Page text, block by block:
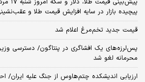
پیچیده بازار در سایه افزایش قیمت طلا و
قیمت جدید تخم‌مرغ اعلام شد
پس‌لرزه‌های یک افشاگری در پنتاگون/ دسترسی
محرمانه لغو شد
ارزیابی اندیشکده چتم‌هاوس از جنگ علیه ایران/